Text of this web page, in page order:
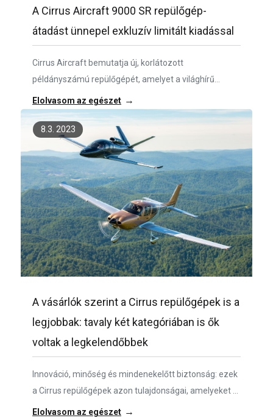
A Cirrus Aircraft 9000 SR repülőgép-
átadást ünnepel exkluzív limitált kiadással
Cirrus Aircraft bemutatja új, korlátozott
példányszámú repülőgépét, amelyet a világhírű
helyszínek ihlették, és amelyet az SR sorozatú
repülőgépek 9000. szállításának szenteltek. Ez a
kiadás tisztelgés a Cirrus repülőgépek több ezer
tulajdonosa előtt, és a lehetőség előtt, hogy
korlátozások és határok nélkül utazhatnak különböző
úti célokra. Legyen szó vállalkozásfejlesztésről, a
családdal eltöltött szabadidőről vagy a világ
felfedezéséről, a Cirrus-tulajdonosok a legteljesebb
élményben részesülnek csúcskategóriás és luxus SR-
sorozatú repülőgépeik kényelméből.
Elolvasom az egészet →
8.3. 2023
A vásárlók szerint a Cirrus repülőgépek is a
legjobbak: tavaly két kategóriában is ők
voltak a legkelendőbbek
Innováció, minőség és mindenekelőtt biztonság: ezek
a Cirrus repülőgépek azon tulajdonságai, amelyeket a
vásárlók értékelnek. 2022-ben 539 SR sorozatú
Elolvasom az egészet →